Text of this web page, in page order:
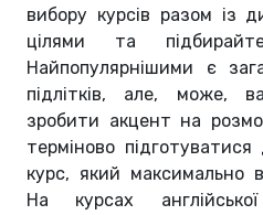
вибору курсів разом із
цілями та
Найпопулярнішими є
підлітків, але, може,
зробити акцент на
терміново
курс, який максимально
На курсах